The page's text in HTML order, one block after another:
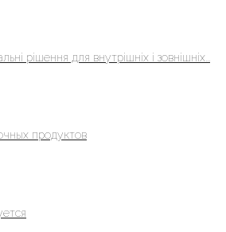
рішення для внутрішніх і зовнішніх...
продуктов